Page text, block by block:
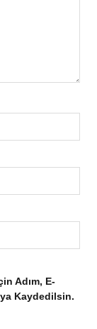
Adım, E-
Kaydedilsin.